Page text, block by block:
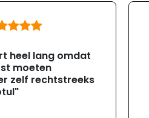
heel lang omdat
moeten
zelf rechtstreeks